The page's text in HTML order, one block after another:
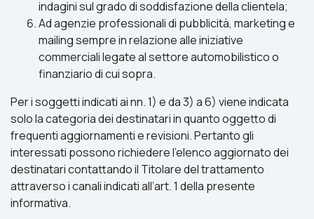
indagini sul grado di soddisfazione della clientela;
Ad agenzie professionali di pubblicità, marketing e
mailing sempre in relazione alle iniziative
commerciali legate al settore automobilistico o
finanziario di cui sopra.
Per i soggetti indicati ai nn. 1) e da 3) a 6) viene indicata
solo la categoria dei destinatari in quanto oggetto di
frequenti aggiornamenti e revisioni. Pertanto gli
interessati possono richiedere l’elenco aggiornato dei
destinatari contattando il Titolare del trattamento
attraverso i canali indicati all’art. 1 della presente
informativa.